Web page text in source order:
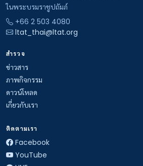
ในพระบรมราชูปถัมภ์
+66 2 503 4080
ltat_thai@ltat.org
สำรวจ
ข่าวสาร
ภาพกิจกรรม
ดาวน์โหลด
เกี่ยวกับเรา
ติดตามเรา
Facebook
YouTube